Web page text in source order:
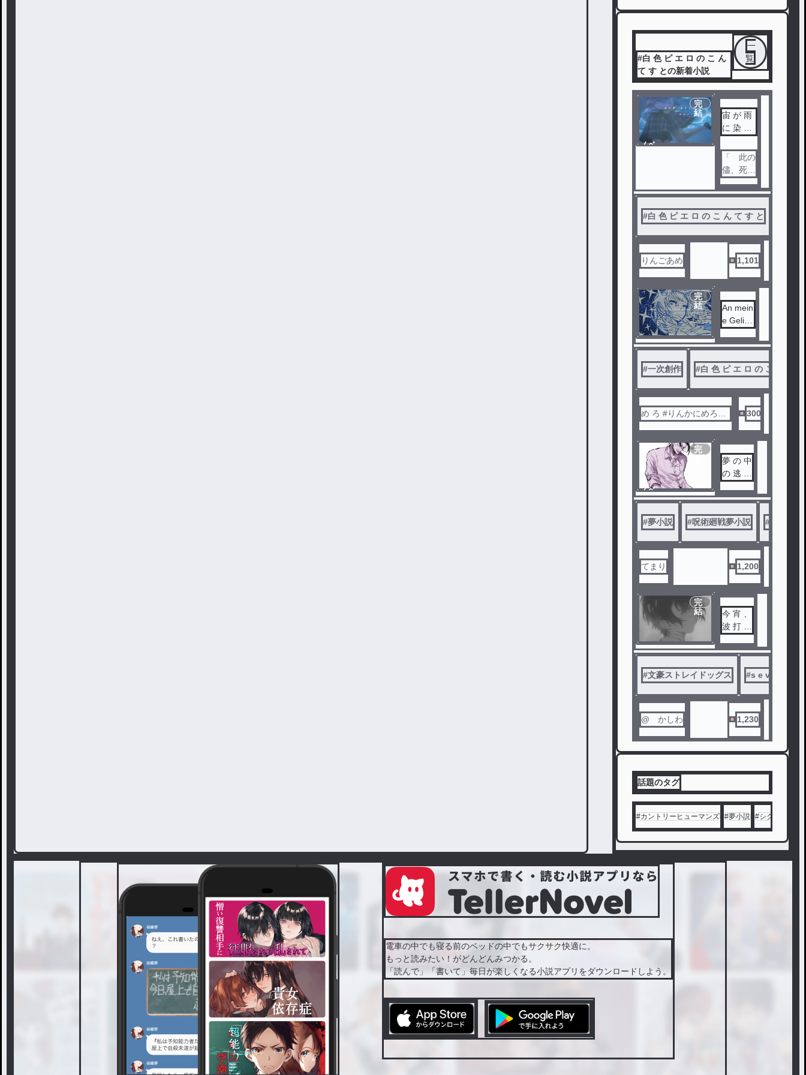
#白 色 ピ エ ロ の こ ん
て す との新着小説
一
覧
ノベ
完
結
宙 が 雨
に 染 ま
前 に
「 此の
儘、死ん
でみない
？ 」
#白 色 ピ エ ロ の こ ん て す と
りんごあめ 1,101
完
結
An mein
e Gelieb
#一次創作 #白 色 ピ エ ロ の こ ん て
め ろ #りんかにめろん
300
ノベ
ル
完
夢 の 中
の 逃 避
#夢小説 #呪術廻戦夢小説 #
てまり 1,200
完
結
今 宵 、
波 打 ち
#文豪ストレイドッグス #s e v e n c o
@ かしわ 1,230
話題のタグ
#カントリーヒューマンズ #夢小説 #シクフォニ
電車の中でも寝る前のベッドの中でもサクサク快適に。
もっと読みたい！がどんどんみつかる。
「読んで」「書いて」毎日が楽しくなる小説アプリをダウンロードしよう。